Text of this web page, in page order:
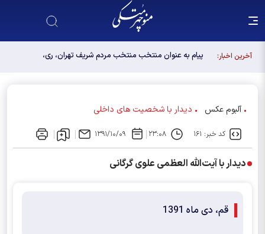
آخرین اخبار:
پیام به عنوان منتخب منتخب مردم شریف تهران، ری،
آلبوم عکس دیدار با شخصیت های داخلی
کد خبر: ۱۶۱ ۲۳:۰۸ ۱۳۹۱/۱۰/۰۹
دیدار با آیت‌الله العظمی علوی گرگانی
قم، دی ماه 1391